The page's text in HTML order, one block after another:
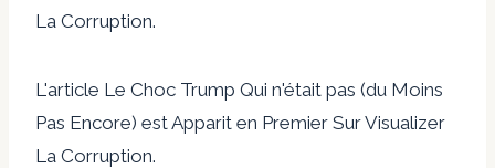
La Corruption.
L'article Le Choc Trump Qui n'était pas (du Moins
Pas Encore) est Apparit en Premier Sur Visualizer
La Corruption.